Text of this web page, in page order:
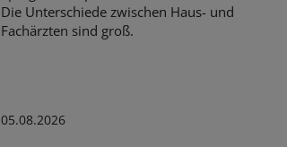
Die Unterschiede zwischen Haus- und
Fachärzten sind groß.
05.08.2026